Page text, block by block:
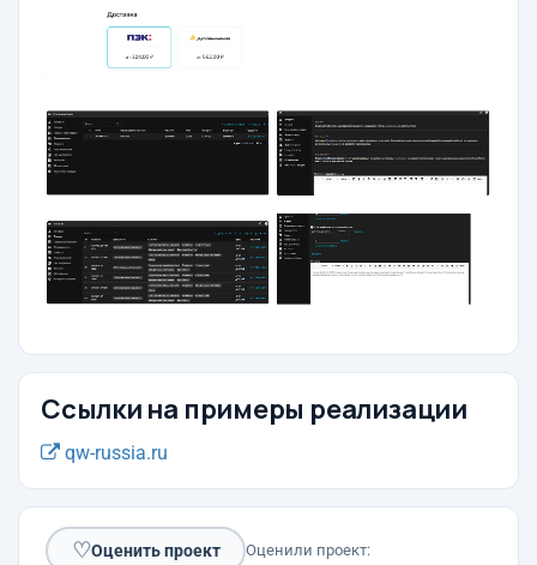
Ссылки на примеры реализации
qw-russia.ru
♡Оценить проект Оценили проект: